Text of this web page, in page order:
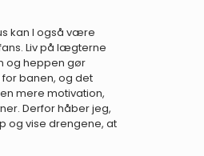
kan I også være
Liv på lægterne
og heppen gør
banen, og det
mere motivation,
Derfor håber jeg,
og vise drengene, at